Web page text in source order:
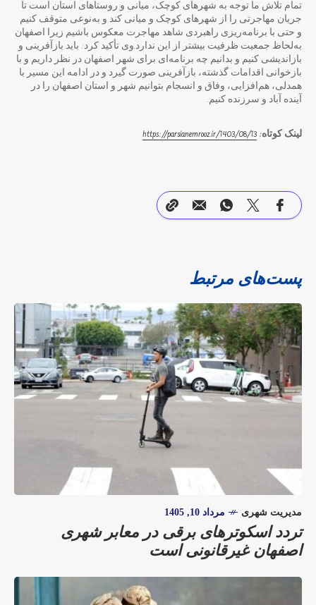
تمام تلاش ما توجه به شهرهای کوچک، میانی و روستاهای استان است تا
جریان مهاجرتی را از شهرهای کوچک و میانی کند و به‌نوعی متوقف کنیم
و حتی با برنامه‌ریزی راهبردی شاهد مهاجرت معکوس باشیم زیرا اصفهان
به‌لحاظ جمعیت ظرفیت بیشتر از این ندارد.وی تأکید کرد: باید بازآفرینی و
بازاندیشی کنیم و بدانیم چه برنامه‌ای برای شهر اصفهان در نظر داریم و با
بازخوانی اقدامات گذشته، بازآفرینی صورت گیرد و در ادامه این مسیر با
همدلی، هم‌افزایی، وفاق و انسجام بتوانیم شهر و استان اصفهان را در
آینده آباد و سرزنده کنیم.
لینک کوتاه: https://parsianemrooz.ir/1403/08/13
پست‌های مرتبط
مدیریت شهری مرداد 10, 1405
تردد اسکوترهای برقی در معابر شهری
اصفهان غیرقانونی است